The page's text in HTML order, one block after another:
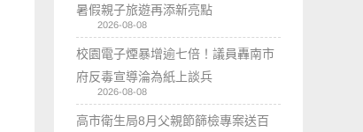
暑假親子旅遊再添新亮點
2026-08-08
校園電子煙暴增逾七倍！議員轟南市
府反毒宣導淪為紙上談兵
2026-08-08
高市衛生局8月父親節篩檢專案送百